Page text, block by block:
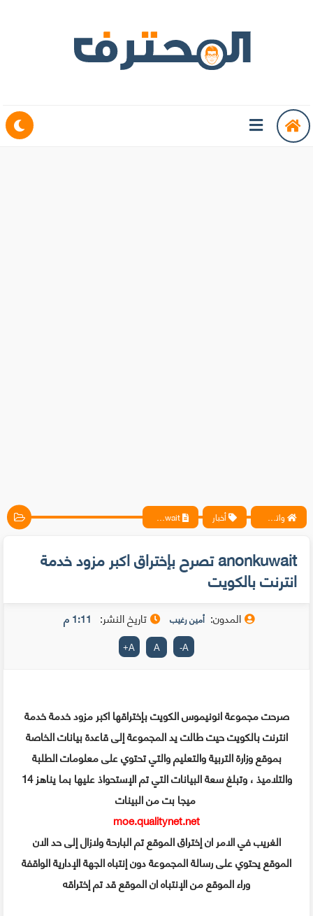
واتس آب ، فيسبوك ، أنترنت ، شروحات تقنية حصرية - المحترف أخبار anonkuwait تصرح بإختراق اكبر مزود خدمة انترنت بالكويت
anonkuwait تصرح بإختراق اكبر مزود خدمة
انترنت بالكويت
المدون: أمين رغيب تاريخ النشر: 1:11 م
A
-
A
A
+
صرحت مجموعة انونيموس الكويت بإختراقها اكبر مزود خدمة خدمة
انترنت بالكويت حيت طالت يد المجموعة إلى قاعدة بيانات الخاصة
بموقع وزارة التربية والتعليم والتي تحتوي على معلومات الطلبة
والتلاميذ ، وتبلغ سعة البيانات التي تم الإستحواذ عليها بما يناهز 14
ميجا بت من البينات
moe.qualitynet.net
الغريب في الامر ان إختراق الموقع تم البارحة ولازال إلى حد الان
الموقع يحتوي على رسالة المجموعة دون إنتباه الجهة الإدارية الواقفة
وراء الموقع من الإنتباه ان الموقع قد تم إختراقه